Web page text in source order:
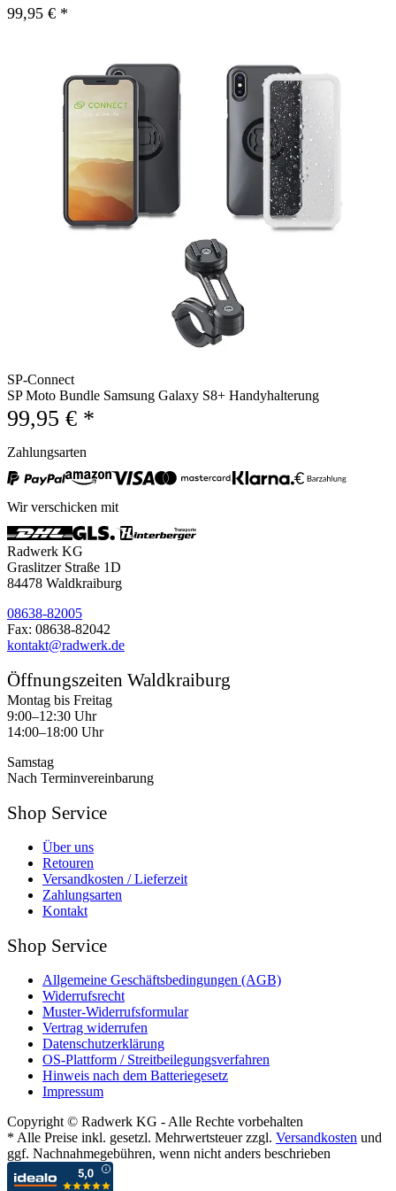
99,95 € *
SP-Connect
SP Moto Bundle Samsung Galaxy S8+ Handyhalterung
99,95 € *
Zahlungsarten
Wir verschicken mit
Radwerk KG
Graslitzer Straße 1D
84478 Waldkraiburg
08638-82005
Fax: 08638-82042
kontakt@radwerk.de
Öffnungszeiten Waldkraiburg
Montag bis Freitag
9:00–12:30 Uhr
14:00–18:00 Uhr
Samstag
Nach Terminvereinbarung
Shop Service
Über uns
Retouren
Versandkosten / Lieferzeit
Zahlungsarten
Kontakt
Shop Service
Allgemeine Geschäftsbedingungen (AGB)
Widerrufsrecht
Muster-Widerrufsformular
Vertrag widerrufen
Datenschutzerklärung
OS-Plattform / Streitbeilegungsverfahren
Hinweis nach dem Batteriegesetz
Impressum
Copyright © Radwerk KG - Alle Rechte vorbehalten
* Alle Preise inkl. gesetzl. Mehrwertsteuer zzgl. Versandkosten und
ggf. Nachnahmegebühren, wenn nicht anders beschrieben